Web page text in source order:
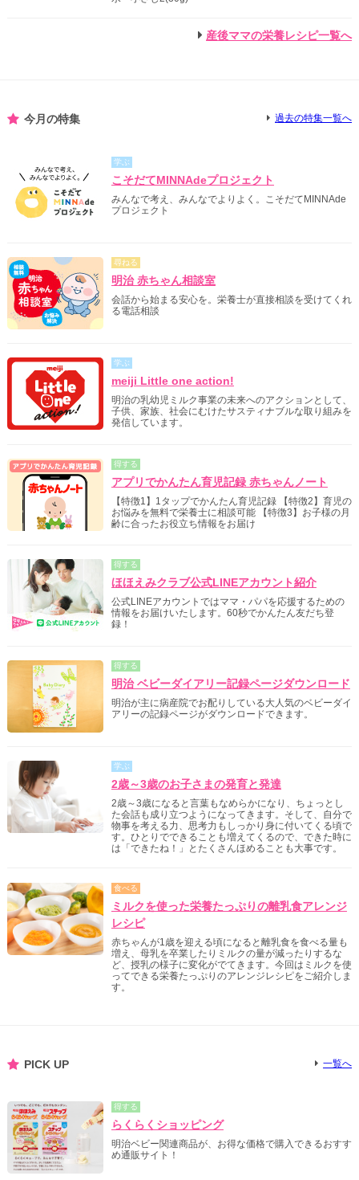
産後ママの栄養レシピ一覧へ
今月の特集 過去の特集一覧へ
学ぶ
こそだてMINNAdeプロジェクト
みんなで考え、みんなでよりよく。こそだてMINNAde
プロジェクト
尋ねる
明治 赤ちゃん相談室
会話から始まる安心を。栄養士が直接相談を受けてくれ
る電話相談
学ぶ
meiji Little one action!
明治の乳幼児ミルク事業の未来へのアクションとして、
子供、家族、社会にむけたサスティナブルな取り組みを
発信しています。
得する
アプリでかんたん育児記録 赤ちゃんノート
【特徴1】1タップでかんたん育児記録 【特徴2】育児の
お悩みを無料で栄養士に相談可能 【特徴3】お子様の月
齢に合ったお役立ち情報をお届け
得する
ほほえみクラブ公式LINEアカウント紹介
公式LINEアカウントではママ・パパを応援するための
情報をお届けいたします。60秒でかんたん友だち登
録！
得する
明治 ベビーダイアリー記録ページダウンロード
明治が主に病産院でお配りしている大人気のベビーダイ
アリーの記録ページがダウンロードできます。
学ぶ
2歳～3歳のお子さまの発育と発達
2歳～3歳になると言葉もなめらかになり、ちょっとし
た会話も成り立つようになってきます。そして、自分で
物事を考える力、思考力もしっかり身に付いてくる頃で
す。ひとりでできることも増えてくるので、できた時に
は「できたね！」とたくさんほめることも大事です。
食べる
ミルクを使った栄養たっぷりの離乳食アレンジ
レシピ
赤ちゃんが1歳を迎える頃になると離乳食を食べる量も
増え、母乳を卒業したりミルクの量が減ったりするな
ど、授乳の様子に変化がでてきます。今回はミルクを使
ってできる栄養たっぷりのアレンジレシピをご紹介しま
す。
PICK UP 一覧へ
得する
らくらくショッピング
明治ベビー関連商品が、お得な価格で購入できるおすす
め通販サイト！